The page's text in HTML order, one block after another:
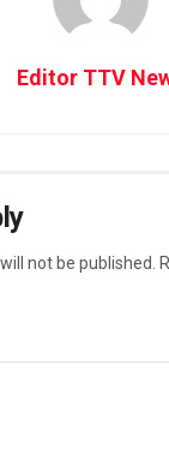
Editor TTV
not be published.